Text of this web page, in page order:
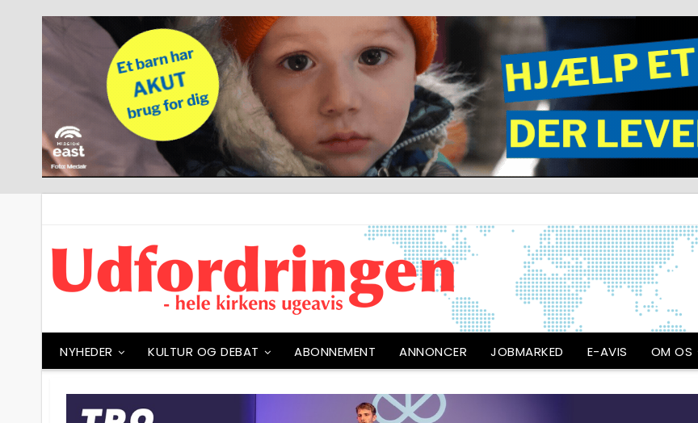
NYHEDER KULTUR OG DEBAT ABONNEMENT ANNONCER JOBMARKED E-AVIS OM OS